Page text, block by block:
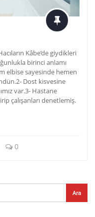
Kâbe’de giydikleri
birinci anlamı
elbise sayesinde hemen
Dost kisvesine
var.3- Hastane
çalışanları denetlemiş.
0